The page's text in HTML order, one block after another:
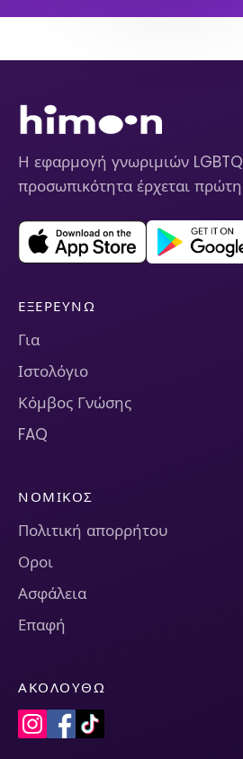
Η εφαρμογή γνωριμιών
προσωπικότητα έρχεται
ΕΞΕΡΕΥΝΏ
Για
Ιστολόγιο
Κόμβος Γνώσης
FAQ
ΝΟΜΙΚΌΣ
Πολιτική απορρήτου
Οροι
Ασφάλεια
Επαφή
ΑΚΟΛΟΥΘΏ